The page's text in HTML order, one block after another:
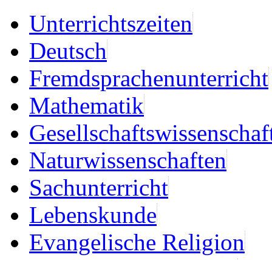
Unterrichtszeiten
Deutsch
Fremdsprachenunterricht
Mathematik
Naturwissenschaften
Sachunterricht
Lebenskunde
Evangelische Religion